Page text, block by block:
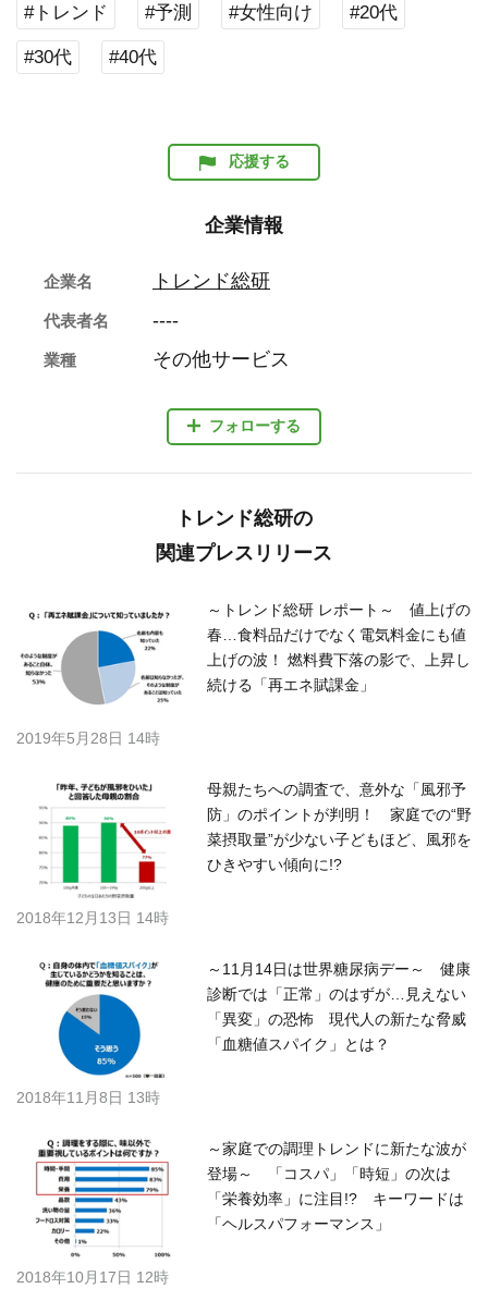
#トレンド #予測 #女性向け #20代
#30代 #40代
応援する
企業情報
フォローする
企業名 トレンド総研
代表者名 ----
業種 その他サービス
トレンド総研の
関連プレスリリース
～トレンド総研 レポート～ 値上げの
春…食料品だけでなく電気料金にも値
上げの波！ 燃料費下落の影で、上昇し
続ける「再エネ賦課金」
2019年5月28日 14時
母親たちへの調査で、意外な「風邪予
防」のポイントが判明！ 家庭での“野
菜摂取量”が少ない子どもほど、風邪を
ひきやすい傾向に!?
2018年12月13日 14時
～11月14日は世界糖尿病デー～ 健康
診断では「正常」のはずが…見えない
「異変」の恐怖 現代人の新たな脅威
「血糖値スパイク」とは？
2018年11月8日 13時
～家庭での調理トレンドに新たな波が
登場～ 「コスパ」「時短」の次は
「栄養効率」に注目!? キーワードは
「ヘルスパフォーマンス」
2018年10月17日 12時